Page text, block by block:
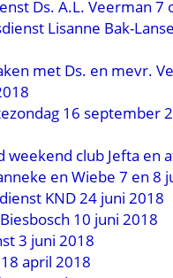
Ds. A.L. Veerman 7
Lisanne Bak-
met Ds. en mevr.
16 september
weekend club Jefta en
en Wiebe 7 en 8
KND 24 juni 2018
10 juni 2018
3 juni 2018
april 2018